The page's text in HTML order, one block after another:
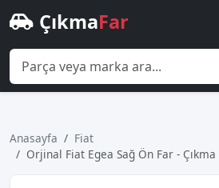
ÇıkmaFar
Anasayfa
Fiat
Orjinal Fiat Egea Sağ Ön Far -